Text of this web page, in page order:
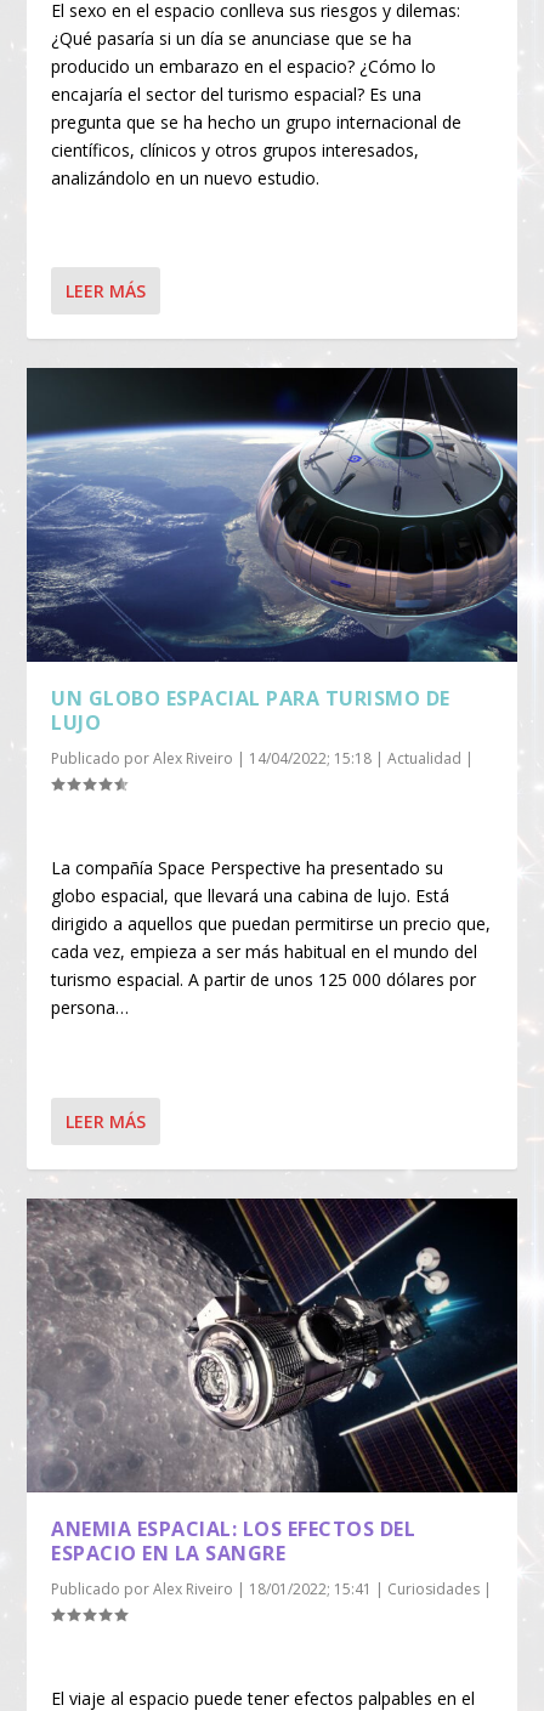
El sexo en el espacio conlleva sus riesgos y dilemas:
¿Qué pasaría si un día se anunciase que se ha
producido un embarazo en el espacio? ¿Cómo lo
encajaría el sector del turismo espacial? Es una
pregunta que se ha hecho un grupo internacional de
científicos, clínicos y otros grupos interesados,
analizándolo en un nuevo estudio.
LEER MÁS
UN GLOBO ESPACIAL PARA TURISMO DE
LUJO
Publicado porAlex Riveiro | 14/04/2022; 15:18 |Actualidad |
La compañía Space Perspective ha presentado su
globo espacial, que llevará una cabina de lujo. Está
dirigido a aquellos que puedan permitirse un precio que,
cada vez, empieza a ser más habitual en el mundo del
turismo espacial. A partir de unos 125 000 dólares por
persona…
LEER MÁS
ANEMIA ESPACIAL: LOS EFECTOS DEL
ESPACIO EN LA SANGRE
Publicado porAlex Riveiro | 18/01/2022; 15:41 | Curiosidades |
El viaje al espacio puede tener efectos palpables en el